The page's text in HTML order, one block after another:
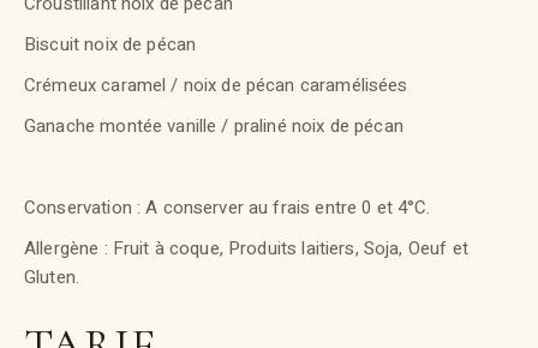
Biscuit noix de pécan
Crémeux caramel / noix de pécan caramélisées
Ganache montée vanille / praliné noix de pécan
Conservation : A conserver au frais entre 0 et 4°C.
Allergène : Fruit à coque, Produits laitiers, Soja, Oeuf et
Gluten.